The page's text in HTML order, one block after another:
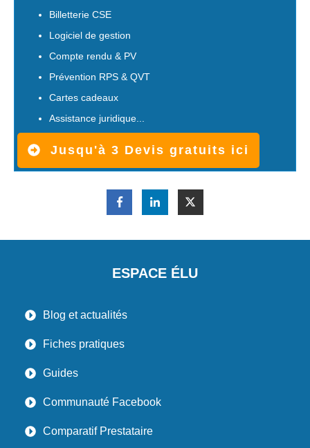
Billetterie CSE
Logiciel de gestion
Compte rendu & PV
Prévention RPS & QVT
Cartes cadeaux
Assistance juridique...
Jusqu'à 3 Devis gratuits ici
ESPACE ÉLU
Blog et actualités
Fiches pratiques
Guides
Communauté Facebook
Comparatif Prestataire